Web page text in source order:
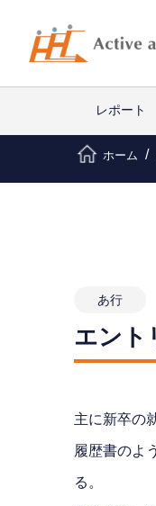
レポート
ホーム
あ行
エント
主に新卒の
履歴書のよ
る。